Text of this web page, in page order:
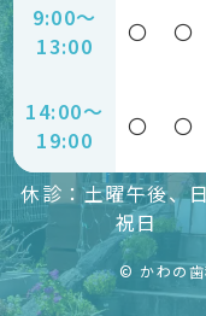
9:00〜
13:00
〇 〇
14:00〜
19:00
〇 〇
休診：土曜午後、
祝日
© かわの